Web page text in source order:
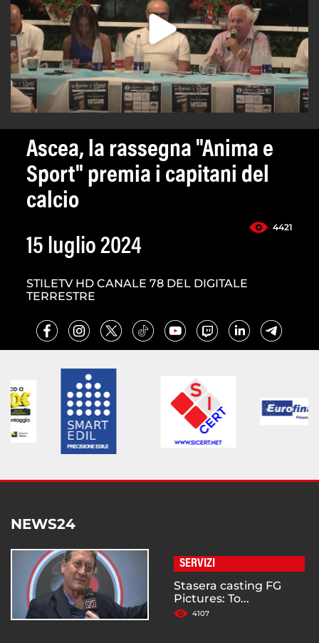
Ascea, la rassegna "Anima e
Sport" premia i capitani del
calcio
4421
15 luglio 2024
STILETV HD CANALE 78 DEL DIGITALE
TERRESTRE
NEWS24
SERVIZI
Stasera casting FG
Pictures: To...
4107